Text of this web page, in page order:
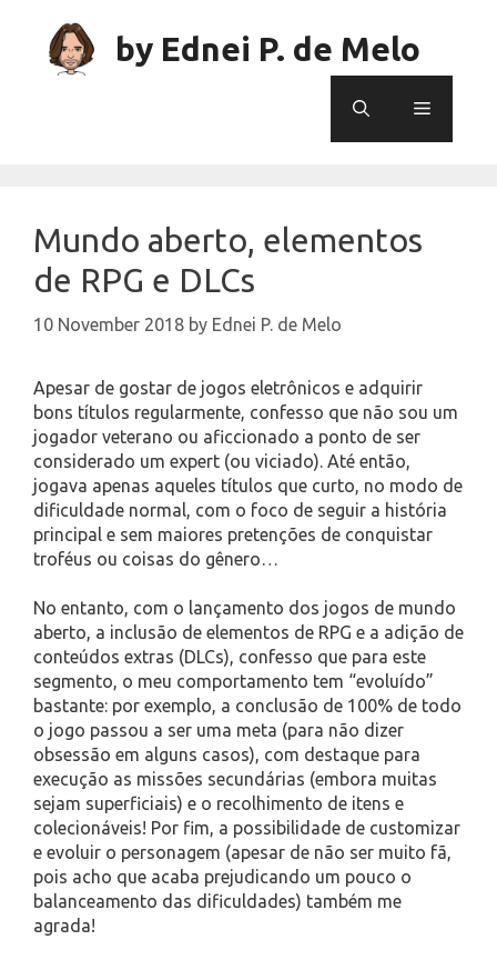
content
by Ednei P. de Melo
Menu
Mundo aberto, elementos
de RPG e DLCs
10 November 2018 by Ednei P. de Melo
Apesar de gostar de jogos eletrônicos e adquirir
bons títulos regularmente, confesso que não sou um
jogador veterano ou aficcionado a ponto de ser
considerado um expert (ou viciado). Até então,
jogava apenas aqueles títulos que curto, no modo de
dificuldade normal, com o foco de seguir a história
principal e sem maiores pretenções de conquistar
troféus ou coisas do gênero…
No entanto, com o lançamento dos jogos de mundo
aberto, a inclusão de elementos de RPG e a adição de
conteúdos extras (DLCs), confesso que para este
segmento, o meu comportamento tem “evoluído”
bastante: por exemplo, a conclusão de 100% de todo
o jogo passou a ser uma meta (para não dizer
obsessão em alguns casos), com destaque para
execução as missões secundárias (embora muitas
sejam superficiais) e o recolhimento de itens e
colecionáveis! Por fim, a possibilidade de customizar
e evoluir o personagem (apesar de não ser muito fã,
pois acho que acaba prejudicando um pouco o
balanceamento das dificuldades) também me
agrada!